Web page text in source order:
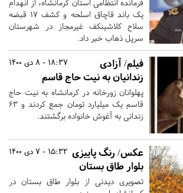
فرمانده انتظامی استان کرمانشاه، از انهدام
یک باند قاچاق اسلحه و کشف ۱۷ قبضه
سلاح کلاشینکف غیرمجاز در شهرستان
سرپل ذهاب خبر داد.
18:37 - 8 دی 1400
فیلم/ آزادی
زندانیان به نیت حاج قاسم
پهلوانان زورخانه در کرمانشاه به نیت حاج
قاسم یک میلیارد تومان جمع کردند و ۶۳
زندانی به آغوش خانواده برگشتند.
15:32 - 7 دی 1400 عکس/ رنگ پاییزی
بلوار طاق بستان
تصویری دیدنی از بلوار طاق بستان در